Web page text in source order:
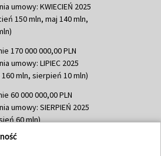
umowy: KWIECIEŃ 2025
150 mln, maj 140 mln,
170 000 000,00 PLN
umowy: LIPIEC 2025
mln, sierpień 10 mln)
60 000 000,00 PLN
umowy: SIERPIEŃ 2025
60 mln)
635 783 051,21 PLN